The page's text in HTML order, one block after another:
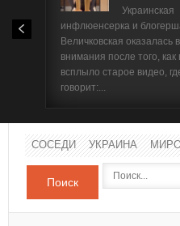
Украинская
инфлюенсерка и
Величковская оказалась
внимания после того, как
всплыло старое видео,
говорит:...
СОСЕДИ УКРАИНА
Поиск